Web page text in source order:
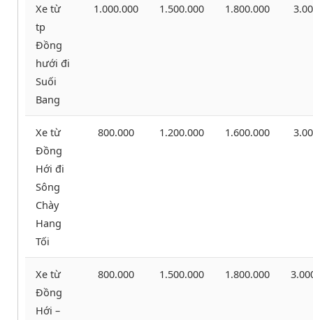
Xe từ
tp
Đồng
hưới đi
Suối
Bang
1.000.000 1.500.000 1.800.000
Xe từ
Đồng
Hới đi
Sông
Chày
Hang
Tối
800.000 1.200.000 1.600.000
Xe từ
Đồng
Hới –
800.000 1.500.000 1.800.000